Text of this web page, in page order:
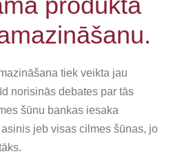
tiek veikta jau
norisinās debates par tās
šūnu bankas iesaka
jeb visas cilmes šūnas, jo